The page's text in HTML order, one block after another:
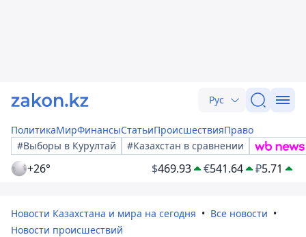
Рус
ПолитикаМирФинансыСтатьиПроисшествияПраво
#Выборы в Курултай
#Казахстан в сравнении
+26° $469.93 €541.64 ₽5.71
Новости Казахстана и мира на сегодня
Все новости
Новости происшествий